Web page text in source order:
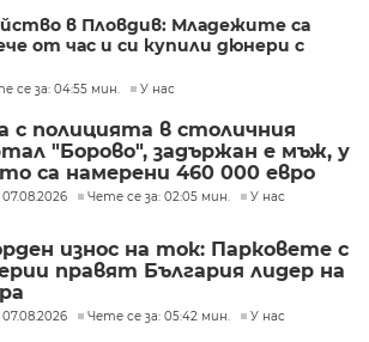
в Пловдив: Младежите са
от час и си купили дюнери с
се за: 04:55 мин. У нас
с полицията в столичния
"Борово", задържан е мъж, у
са намерени 460 000 евро
07.08.2026 Чете се за: 02:05 мин. У нас
износ на ток: Парковете с
правят България лидер на
07.08.2026 Чете се за: 05:42 мин. У нас